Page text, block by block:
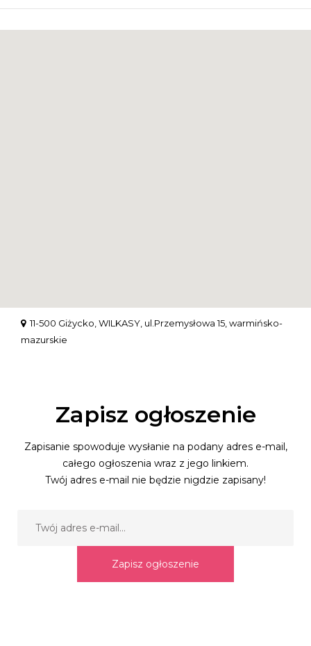
11-500 Giżycko, WILKASY, ul.Przemysłowa 15, warmińsko-
mazurskie
Zapisz ogłoszenie
Zapisanie spowoduje wysłanie na podany adres e-mail,
całego ogłoszenia wraz z jego linkiem.
Twój adres e-mail nie będzie nigdzie zapisany!
Zapisz ogłoszenie